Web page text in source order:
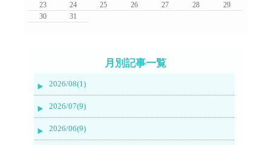
23
24 25 26 27 28
29
30
31
月別記事一覧
2026/08(1)
2026/07(9)
2026/06(9)